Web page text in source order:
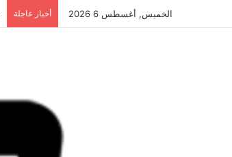
الخميس, أغسطس 6 2026 أخبار عاجلة